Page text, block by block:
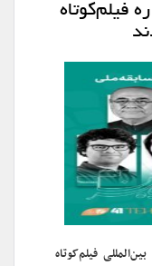
فیلم‌کوتاه
فیلم‌کوتاه